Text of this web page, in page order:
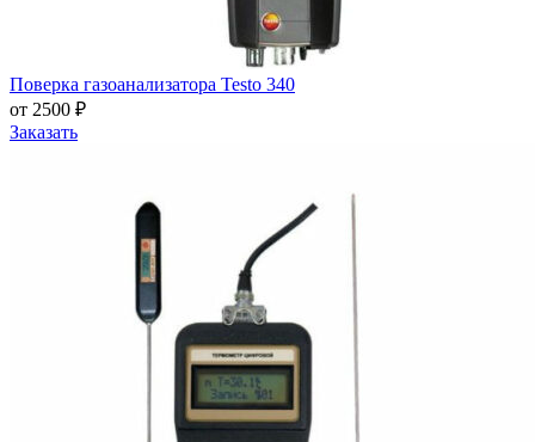
Поверка газоанализатора Testo 340
от 2500 ₽
Заказать